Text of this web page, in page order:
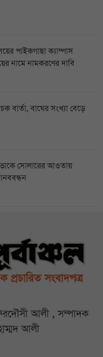
পাইকগাছা ক্যাম্পাস
নামে নামকরণের দাবি
বার্তা, বাঘের সংখ্যা বেড়ে
সোলারের আওতায়
আলী , সম্পাদক
আলী